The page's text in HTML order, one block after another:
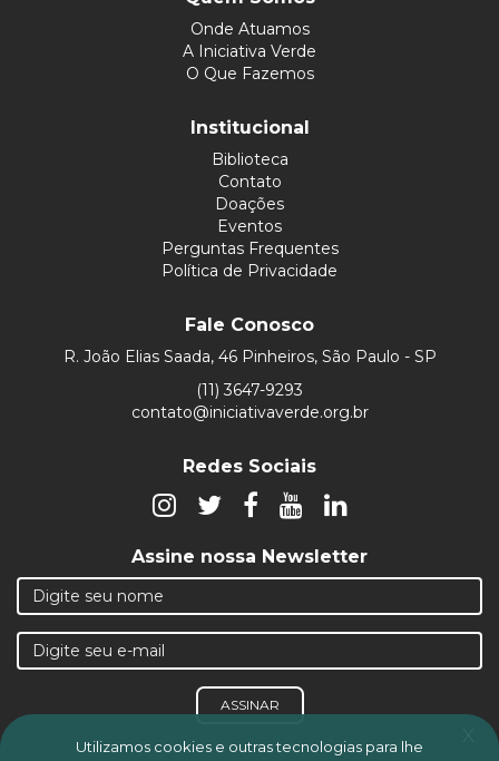
Onde Atuamos
A Iniciativa Verde
O Que Fazemos
Institucional
Biblioteca
Contato
Doações
Eventos
Perguntas Frequentes
Política de Privacidade
Fale Conosco
R. João Elias Saada, 46 Pinheiros, São Paulo - SP
(11) 3647-9293
contato@iniciativaverde.org.br
Redes Sociais
Assine nossa Newsletter
ASSINAR
x
Utilizamos cookies e outras tecnologias para lhe